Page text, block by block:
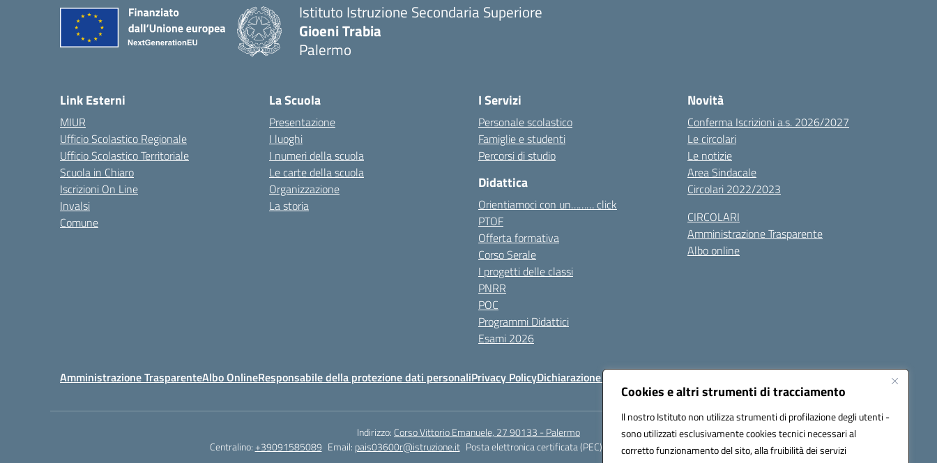
Cookies e altri strumenti di tracciamento
Il nostro Istituto non utilizza strumenti di profilazione degli utenti -
sono utilizzati esclusivamente cookies tecnici necessari al
corretto funzionamento del sito, alla fruibilità dei servizi
Istituto Istruzione Secondaria Superiore
Gioeni Trabia
Palermo
Link Esterni
MIUR
Ufficio Scolastico Regionale
Ufficio Scolastico Territoriale
Scuola in Chiaro
Iscrizioni On Line
Invalsi
Comune
La Scuola
Presentazione
I luoghi
I numeri della scuola
Le carte della scuola
Organizzazione
La storia
I Servizi
Personale scolastico
Famiglie e studenti
Percorsi di studio
Didattica
Orientiamoci con un……… click
PTOF
Offerta formativa
Corso Serale
I progetti delle classi
PNRR
POC
Programmi Didattici
Esami 2026
Novità
Conferma Iscrizioni a.s. 2026/2027
Le circolari
Le notizie
Area Sindacale
Circolari 2022/2023
CIRCOLARI
Amministrazione Trasparente
Albo online
Amministrazione TrasparenteAlbo OnlineResponsabile della protezione dati personaliPrivacy PolicyDichiarazione di accessibilità Seguici su:
Indirizzo: Corso Vittorio Emanuele, 27 90133 - Palermo
Centralino:+39091585089 Email: pais03600r@istruzione.it Posta elettronica certificata (PEC): pais03600r@pec.istruzione.it